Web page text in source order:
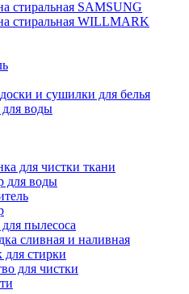
стиральная SAMSUNG
стиральная WILLMARK
и сушилки для белья
воды
для чистки ткани
для воды
пылесоса
сливная и наливная
стирки
для чистки